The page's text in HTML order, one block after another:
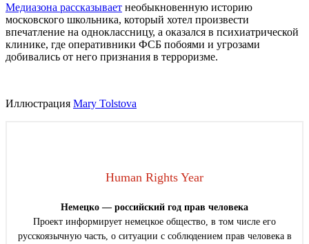
Медиазона рассказывает необыкновенную историю
московского школьника, который хотел произвести
впечатление на одноклассницу, а оказался в психиатрической
клинике, где оперативники ФСБ побоями и угрозами
добивались от него признания в терроризме.
Иллюстрация Mary Tolstova
Human Rights Year
Немецко — российский год прав человека
Проект информирует немецкое общество, в том числе его
русскоязычную часть, о ситуации с соблюдением прав человека в